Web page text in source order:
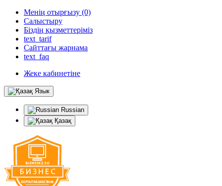
Менің отырғызу (0)
Салыстыру
Біздің қызметтеріміз
text_tarif
Сайттағы жарнама
text_faq
Жеке кабинетіне
Язык
Russian
Қазақ